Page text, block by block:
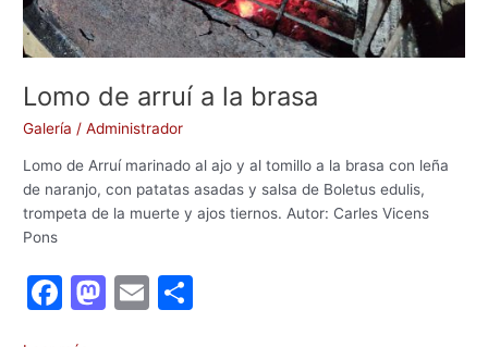
Lomo de arruí a la brasa
Galería /Administrador
Lomo de Arruí marinado al ajo y al tomillo a la brasa con leña
de naranjo, con patatas asadas y salsa de Boletus edulis,
trompeta de la muerte y ajos tiernos. Autor: Carles Vicens
Pons
F
M E